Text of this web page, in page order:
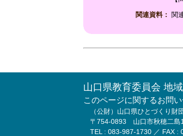
関連資料： 関
山口県教育委員会 地
このページに関するお問い
（公財）山口県ひとづくり
〒754-0893 山口市秋穂二島
TEL : 083-987-1730 ／ FAX :